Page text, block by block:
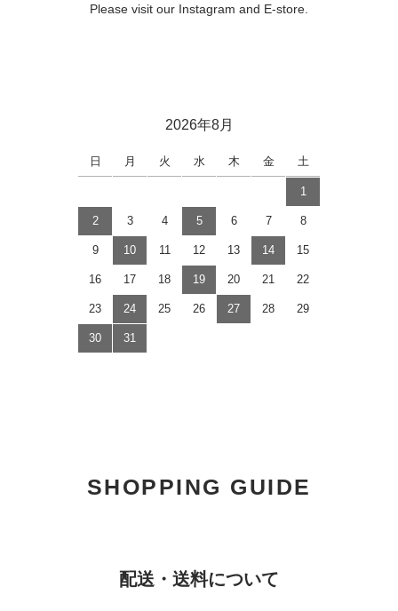
Please visit our Instagram and E-store.
2026年8月
日 月 火 水 木 金 土
1
2 3 4 5 6 7 8
9 10 11 12 13 14 15
16 17 18 19 20 21 22
23 24 25 26 27 28 29
30 31
SHOPPING GUIDE
配送・送料について